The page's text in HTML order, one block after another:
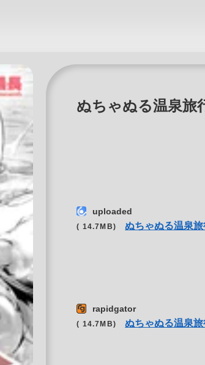
ぬちゃぬる温泉旅
uploaded
( 14.7MB) ぬちゃぬる温泉旅
rapidgator
( 14.7MB) ぬちゃぬる温泉旅